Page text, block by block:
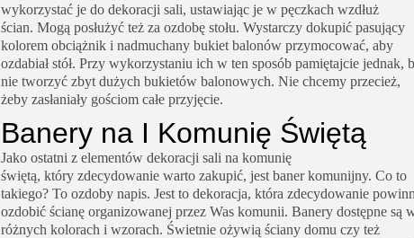
wykorzystać je do dekoracji sali, ustawiając je w pęczkach wzdłuż
ścian. Mogą posłużyć też za ozdobę stołu. Wystarczy dokupić pasujący
kolorem obciążnik i nadmuchany bukiet balonów przymocować, aby
ozdabiał stół. Przy wykorzystaniu ich w ten sposób pamiętajcie jednak,
nie tworzyć zbyt dużych bukietów balonowych. Nie chcemy przecież,
żeby zasłaniały gościom całe przyjęcie.
Banery na I Komunię Świętą
Jako ostatni z elementów dekoracji sali na komunię
świętą, który zdecydowanie warto zakupić, jest baner komunijny. Co to
takiego? To ozdoby napis. Jest to dekoracja, która zdecydowanie
ozdobić ścianę organizowanej przez Was komunii. Banery dostępne są
różnych kolorach i wzorach. Świetnie ożywią ściany domu czy też